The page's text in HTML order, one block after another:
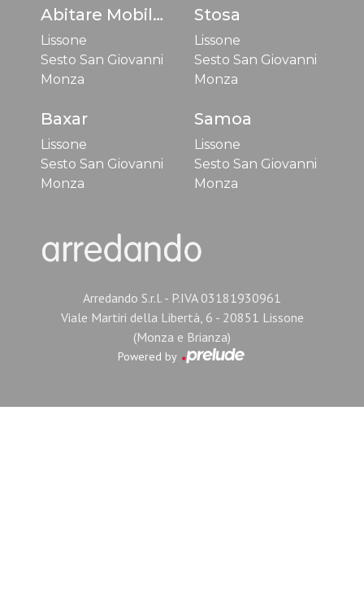
Abitare Mobilstella
Lissone
Sesto San Giovanni
Monza
Stosa
Lissone
Sesto San Giovanni
Monza
Baxar
Lissone
Sesto San Giovanni
Monza
Samoa
Lissone
Sesto San Giovanni
Monza
Arredando S.r.l. - P.IVA 03181930961
Viale Martiri della Libertà, 6 - 20851 Lissone
(Monza e Brianza)
Powered by